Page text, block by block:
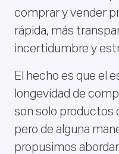
comprar y vender
rápida, más
incertidumbre y
El hecho es que el
longevidad de
son solo productos
pero de alguna
propusimos